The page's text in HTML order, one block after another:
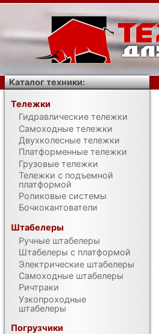
Каталог техники:
Тележки
Гидравлические тележки
Самоходные тележки
Двухколесные тележки
Платформенные тележки
Грузовые тележки
Тележки с подъемной
платформой
Роликовые системы
Бочкокантователи
Штабелеры
Ручные штабелеры
Штабелеры с платформой
Электрические штабелеры
Самоходные штабелеры
Ричтраки
Узкопроходные
штабелеры
Погрузчики